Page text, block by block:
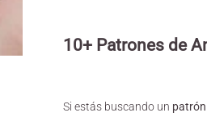
10+ Patrones de
Si estás buscando un